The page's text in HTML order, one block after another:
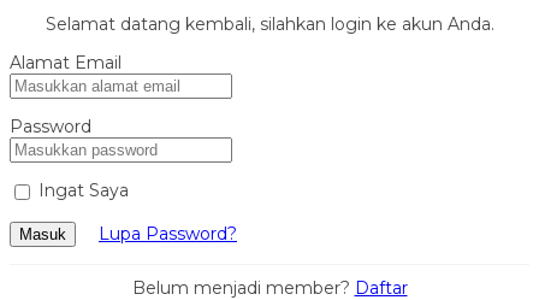
Selamat datang kembali, silahkan login ke akun Anda.
Alamat Email
Password
Ingat Saya
Masuk Lupa Password?
Belum menjadi member? Daftar